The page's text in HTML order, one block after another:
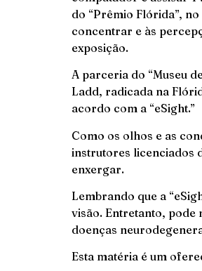
do “Prêmio Flórida”,
concentrar e às
exposição.
A parceria do “Museu
Ladd, radicada na
acordo com a “eSight.”
Como os olhos e as
instrutores licenciados
enxergar.
Lembrando que a
visão. Entretanto, pode
doenças
Esta matéria é um